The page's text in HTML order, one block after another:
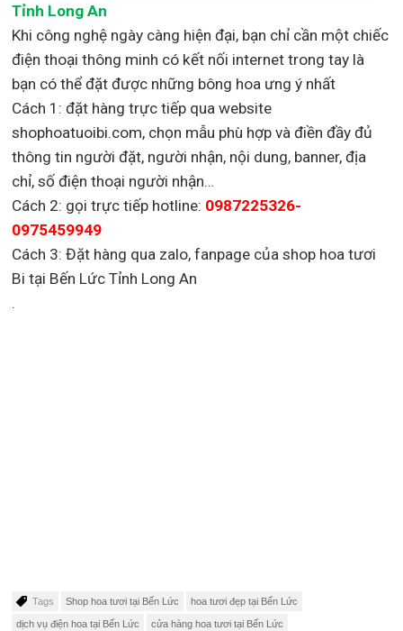
Tỉnh Long An
Khi công nghệ ngày càng hiện đại, bạn chỉ cần một chiếc
điện thoại thông minh có kết nối internet trong tay là
bạn có thể đặt được những bông hoa ưng ý nhất
Cách 1: đặt hàng trực tiếp qua website
shophoatuoibi.com, chọn mẫu phù hợp và điền đầy đủ
thông tin người đặt, người nhận, nội dung, banner, địa
chỉ, số điện thoại người nhận…
Cách 2: gọi trực tiếp hotline: 0987225326-
0975459949
Cách 3: Đặt hàng qua zalo, fanpage của shop hoa tươi
Bi tại Bến Lức Tỉnh Long An
.
Tags Shop hoa tươi tại Bến Lức hoa tươi đẹp tại Bến Lức
dịch vụ điện hoa tại Bến Lức cửa hàng hoa tươi tại Bến Lức